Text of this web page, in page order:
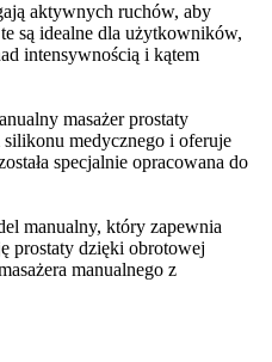
aktywnych ruchów, aby
są idealne dla użytkowników,
intensywnością i kątem
masażer prostaty
medycznego i oferuje
specjalnie opracowana do
manualny, który zapewnia
prostaty dzięki obrotowej
manualnego z